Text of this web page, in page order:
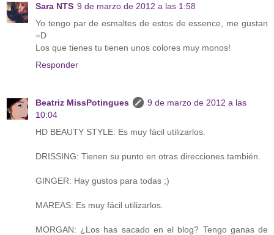
Sara NTS 9 de marzo de 2012 a las 1:58
Yo tengo par de esmaltes de estos de essence, me gustan
=D
Los que tienes tu tienen unos colores muy monos!
Responder
Beatriz MissPotingues
9 de marzo de 2012 a las
10:04
HD BEAUTY STYLE: Es muy fácil utilizarlos.
DRISSING: Tienen su punto en otras direcciones también.
GINGER: Hay gustos para todas ;)
MAREAS: Es muy fácil utilizarlos.
MORGAN: ¿Los has sacado en el blog? Tengo ganas de